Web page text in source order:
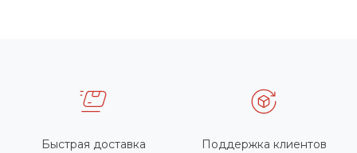
Быстрая доставка Поддержка клиентов